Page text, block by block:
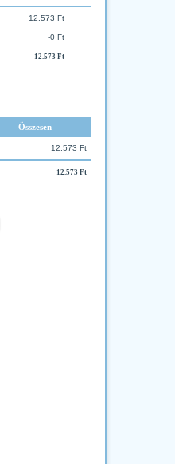
12.573 Ft
-0 Ft
12.573 Ft
Összesen
12.573 Ft
12.573 Ft